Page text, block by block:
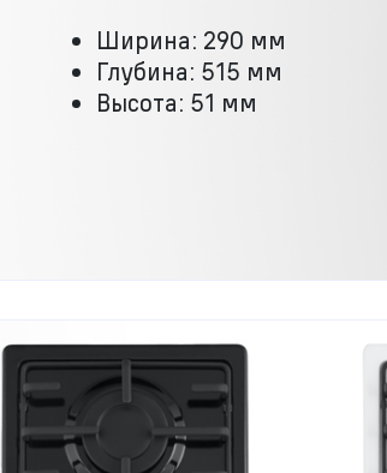
Ширина: 290 мм
Глубина: 515 мм
Высота: 51 мм